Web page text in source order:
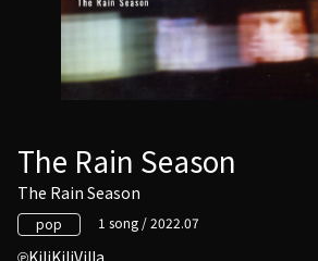
The Rain Season
The Rain Season
pop 1 song / 2022.07
KiliKiliVilla